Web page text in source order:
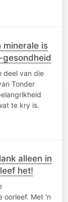
minerale is
deel van die
Tonder
te kry is.
alleen in
het!
oorleef. Met 'n